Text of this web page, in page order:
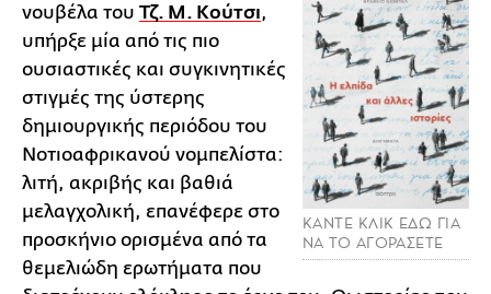
ΚΑΝΤΕ ΚΛΙΚ ΕΔΩ ΓΙΑ
ΝΑ ΤΟ ΑΓΟΡΑΣΕΤΕ
νουβέλα του Τζ. Μ. Κούτσι,
υπήρξε μία από τις πιο
ουσιαστικές και συγκινητικές
στιγμές της ύστερης
δημιουργικής περιόδου του
Νοτιοαφρικανού νομπελίστα:
λιτή, ακριβής και βαθιά
μελαγχολική, επανέφερε στο
προσκήνιο ορισμένα από τα
θεμελιώδη ερωτήματα που